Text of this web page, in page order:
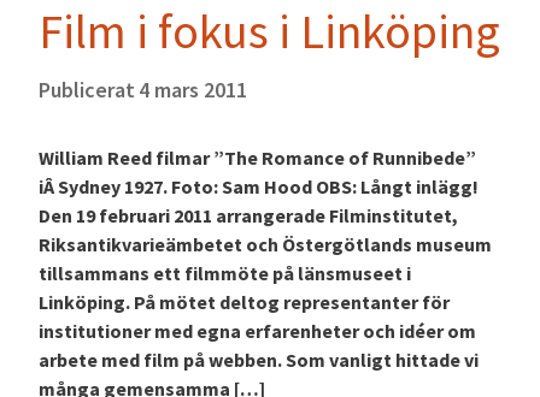
Film i fokus i Linköping
Publicerat 4 mars 2011
William Reed filmar ”The Romance of Runnibede”
iÂ Sydney 1927. Foto: Sam Hood OBS: Långt inlägg!
Den 19 februari 2011 arrangerade Filminstitutet,
Riksantikvarieämbetet och Östergötlands museum
tillsammans ett filmmöte på länsmuseet i
Linköping. På mötet deltog representanter för
institutioner med egna erfarenheter och idéer om
arbete med film på webben. Som vanligt hittade vi
många gemensamma […]